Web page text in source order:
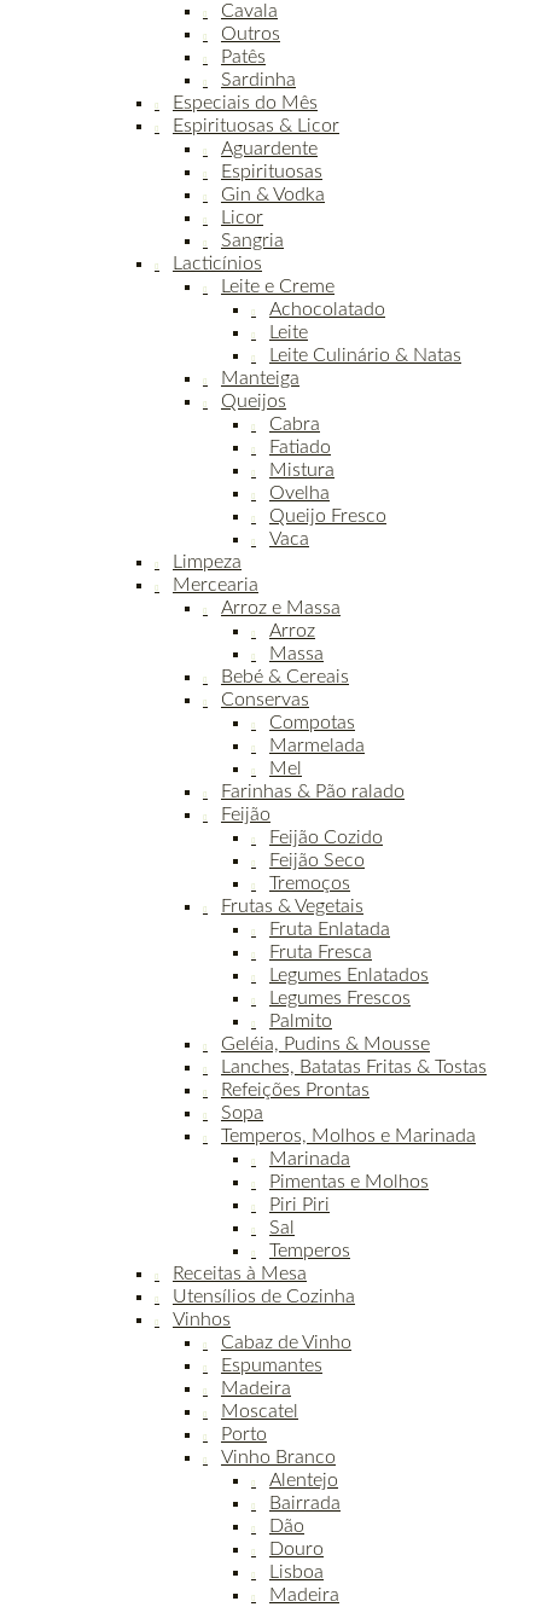
Cavala
Outros
Patês
Sardinha
Especiais do Mês
Espirituosas & Licor
Aguardente
Espirituosas
Gin & Vodka
Licor
Sangria
Lacticínios
Leite e Creme
Achocolatado
Leite
Leite Culinário & Natas
Manteiga
Queijos
Cabra
Fatiado
Mistura
Ovelha
Queijo Fresco
Vaca
Limpeza
Mercearia
Arroz e Massa
Arroz
Massa
Bebé & Cereais
Conservas
Compotas
Marmelada
Mel
Farinhas & Pão ralado
Feijão
Feijão Cozido
Feijão Seco
Tremoços
Frutas & Vegetais
Fruta Enlatada
Fruta Fresca
Legumes Enlatados
Legumes Frescos
Palmito
Geléia, Pudins & Mousse
Lanches, Batatas Fritas & Tostas
Refeições Prontas
Sopa
Temperos, Molhos e Marinada
Marinada
Pimentas e Molhos
Piri Piri
Sal
Temperos
Receitas à Mesa
Utensílios de Cozinha
Vinhos
Cabaz de Vinho
Espumantes
Madeira
Moscatel
Porto
Vinho Branco
Alentejo
Bairrada
Dão
Douro
Lisboa
Madeira